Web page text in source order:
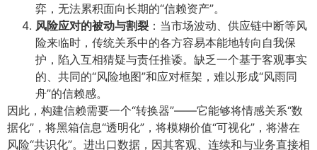
弈，无法累积面向长期的“信赖资产”。
风险应对的被动与割裂 ​：当市场波动、供应链中断等风
险来临时，传统关系中的各方容易本能地转向自我保
护，陷入互相猜疑与责任推诿。缺乏一个基于客观事实
的、共同的“风险地图”和应对框架，难以形成“风雨同
舟”的信赖感。
因此，构建信赖需要一个“转换器”——它能够将情感关系“数
据化”，将黑箱信息“透明化”，将模糊价值“可视化”，将潜在
风险“共识化”。进出口数据，因其客观、连续和与业务直接相